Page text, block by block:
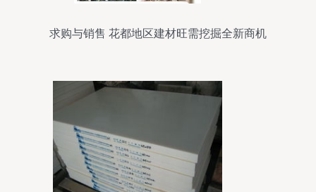
求购与销售 花都地区建材旺需挖掘全新商机